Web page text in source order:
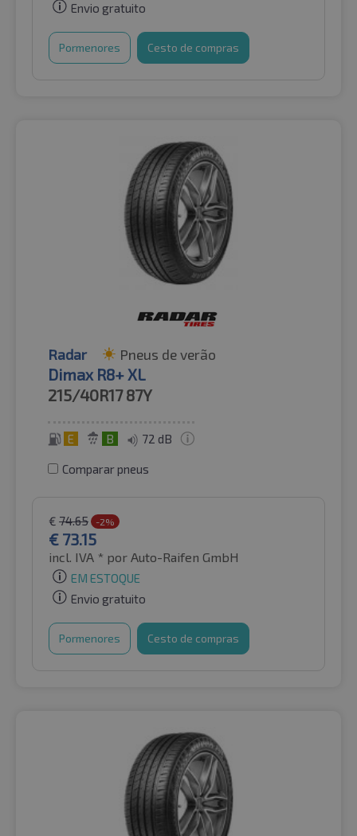
Envio gratuito
Pormenores Cesto de compras
Radar Pneus de verão
Dimax R8+ XL
215/40R17 87Y
E B 72 dB
Comparar pneus
€ 74.65 -2%
€ 73.15
incl. IVA * por Auto-Raifen GmbH
EM ESTOQUE
Envio gratuito
Pormenores Cesto de compras